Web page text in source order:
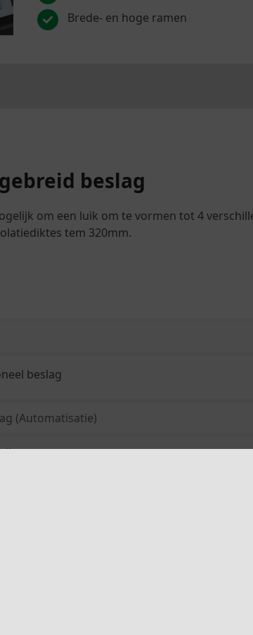
Brede- en hoge ramen
beslag
om een luik om te vormen tot 4
tem 320mm.
beslag
(Automatisatie)